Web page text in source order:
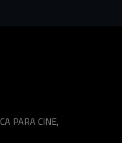
PARA CINE,